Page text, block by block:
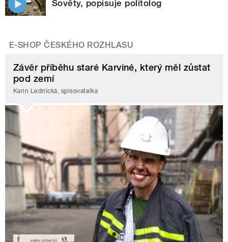
Sověty, popisuje politolog
E-SHOP ČESKÉHO ROZHLASU
Závěr příběhu staré Karviné, který měl zůstat
pod zemí
Karin Lednická, spisovatelka